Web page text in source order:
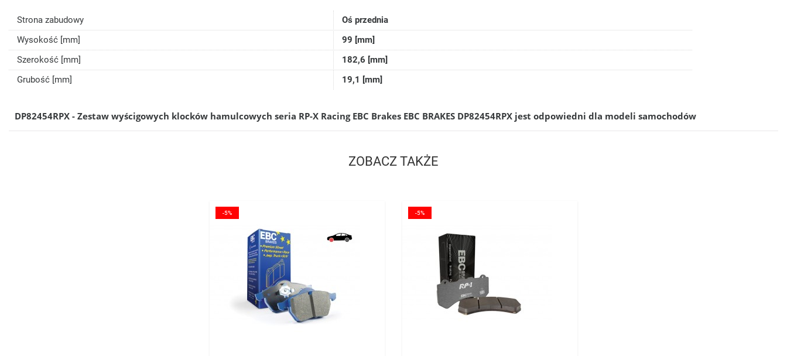
Strona zabudowy
Oś przednia
Wysokość [mm]
99 [mm]
Szerokość [mm]
182,6 [mm]
Grubość [mm]
19,1 [mm]
DP82454RPX - Zestaw wyścigowych klocków hamulcowych seria RP-X Racing EBC Brakes EBC BRAKES DP82454RPX jest odpowiedni dla modeli samochodów
ZOBACZ TAKŻE
-5% -5%